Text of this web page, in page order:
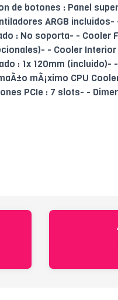
de botones : Panel
ARGB incluidos-
: No soporta- - Cooler
- Cooler
: 1x 120mm (incluido)- -
mÃ¡ximo CPU
PCIe : 7 slots- -